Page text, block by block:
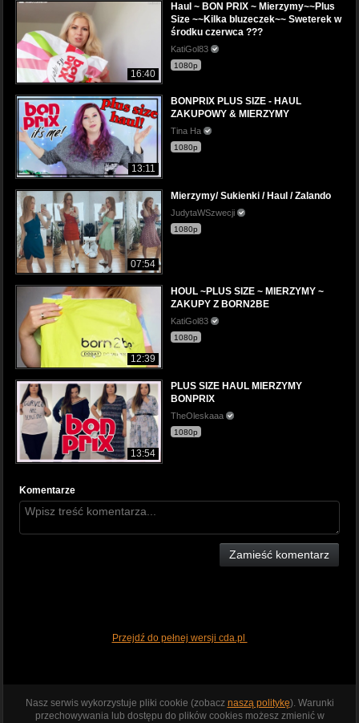
16:40
Haul ~ BON PRIX ~ Mierzymy~~Plus
Size ~~Kilka bluzeczek~~ Sweterek w
środku czerwca ???
KatiGol83
1080p
13:11
BONPRIX PLUS SIZE - HAUL
ZAKUPOWY & MIERZYMY
Tina Ha
1080p
07:54
Mierzymy/ Sukienki / Haul / Zalando
JudytaWSzwecji
1080p
12:39
HOUL ~PLUS SIZE ~ MIERZYMY ~
ZAKUPY Z BORN2BE
KatiGol83
1080p
13:54
PLUS SIZE HAUL MIERZYMY
BONPRIX
TheOleskaaa
1080p
Komentarze
Zamieść komentarz
Przejdź do pełnej wersji cda.pl
Nasz serwis wykorzystuje pliki cookie (zobacz naszą politykę). Warunki
przechowywania lub dostępu do plików cookies możesz zmienić w